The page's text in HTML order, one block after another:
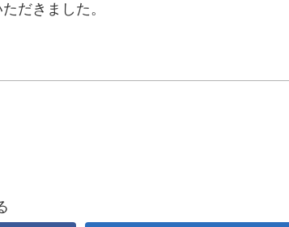
だきました。